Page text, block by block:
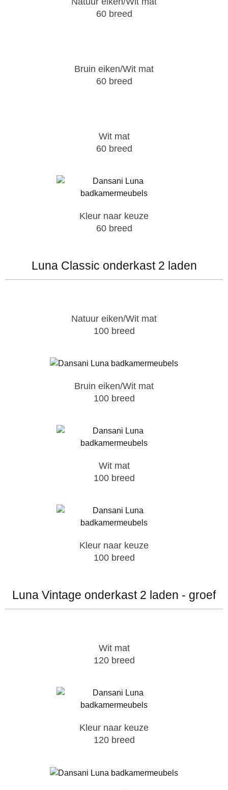
60 breed
Bruin eiken/Wit mat
60 breed
Wit mat
60 breed
Kleur naar keuze
60 breed
Luna Classic onderkast 2 laden
Natuur eiken/Wit mat
100 breed
Bruin eiken/Wit mat
100 breed
Wit mat
100 breed
Kleur naar keuze
100 breed
Luna Vintage onderkast 2 laden - groef
Wit mat
120 breed
Kleur naar keuze
120 breed